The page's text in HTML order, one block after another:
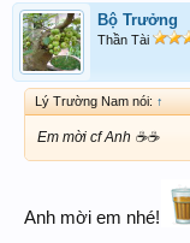
Bộ Trưởng
Thần Tài
Lý Trường Nam nói: ↑
Em mời cf Anh ☕️☕️
Anh mời em nhé!